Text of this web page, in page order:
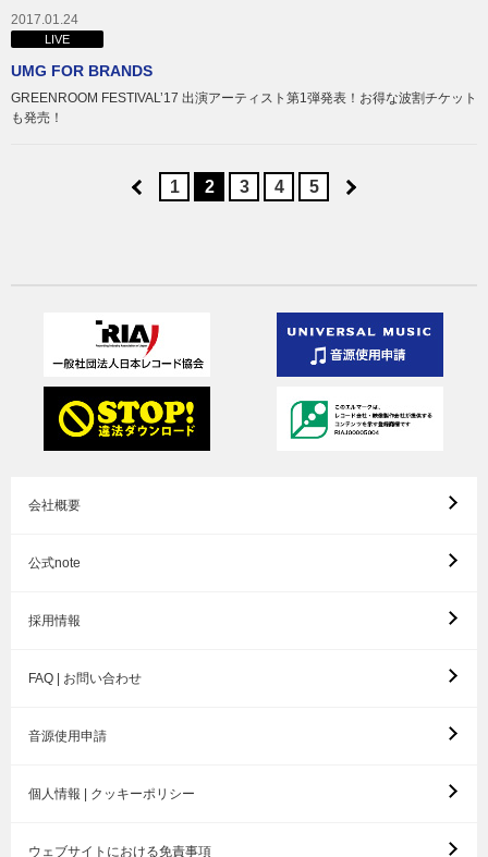
2017.01.24
LIVE
UMG FOR BRANDS
GREENROOM FESTIVAL’17 出演アーティスト第1弾発表！お得な波割チケット
も発売！
1 2 3 4 5
会社概要
公式note
採用情報
FAQ | お問い合わせ
音源使用申請
個人情報 | クッキーポリシー
ウェブサイトにおける免責事項